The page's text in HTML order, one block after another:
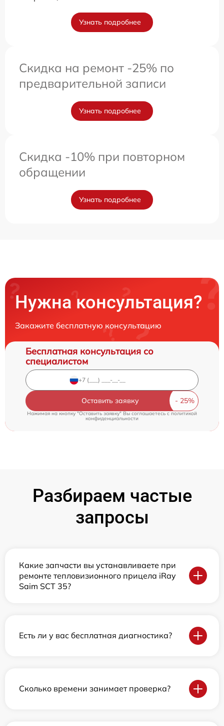
Узнать подробнее
Скидка на ремонт -25% по
предварительной записи
Узнать подробнее
Скидка -10% при повторном
обращении
Узнать подробнее
Нужна консультация?
Закажите бесплатную консультацию
Бесплатная консультация со
специалистом
Оставить заявку
Нажимая на кнопку "Оставить заявку" Вы соглашаетесь cполитикой
конфиденциальности
Разбираем частые
запросы
Какие запчасти вы устанавливаете при
ремонте тепловизионного прицела iRay
Saim SCT 35?
Есть ли у вас бесплатная диагностика?
Сколько времени занимает проверка?